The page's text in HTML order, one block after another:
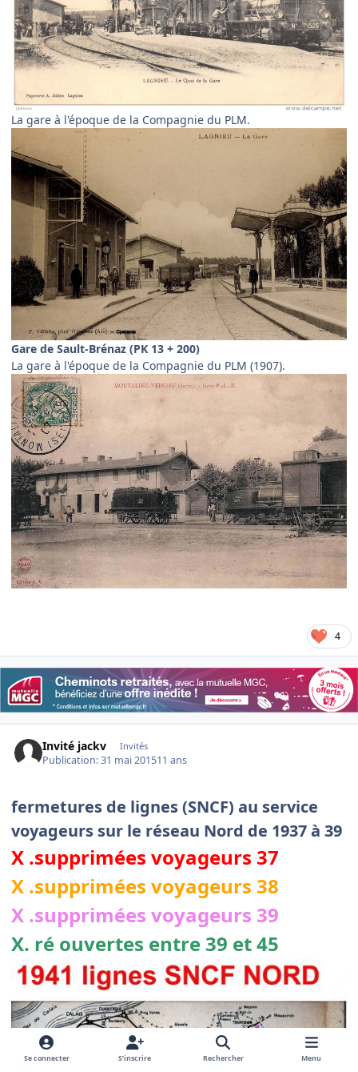
La gare à l'époque de la Compagnie du PLM.
Gare de Sault-Brénaz (PK 13 + 200)
La gare à l'époque de la Compagnie du PLM (1907).
4
Invité jackv Invités
Publication:31 mai 201511 ans
fermetures de lignes (SNCF) au service
voyageurs sur le réseau Nord de 1937 à 39
X .supprimées voyageurs 37
X .supprimées voyageurs 38
X .supprimées voyageurs 39
X. ré ouvertes entre 39 et 45
Se connecter S’inscrire Rechercher Menu